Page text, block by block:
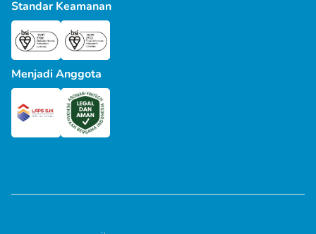
Standar Keamanan
Menjadi Anggota